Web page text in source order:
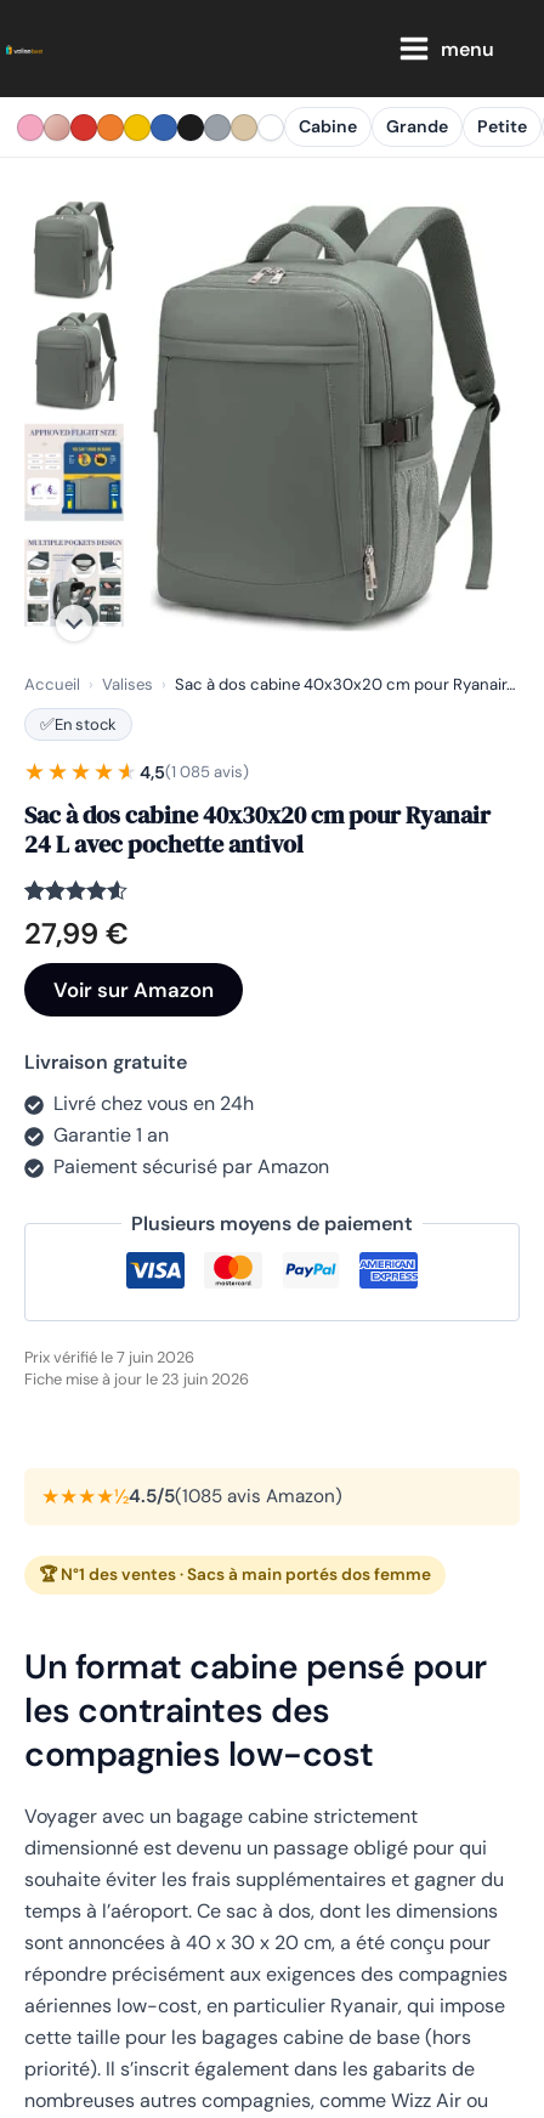
au
menu
Cabine Grande Petite
Accueil › Valises › Sac à dos cabine 40x30x20 cm pour Ryanair…
✅En stock
★★★★★
★★★★★ 4,5(1 085 avis)
Sac à dos cabine 40x30x20 cm pour Ryanair
24 L avec pochette antivol
Noté 4.5
sur 5
1085
notations
client
27,99 €
Voir sur Amazon
Livraison gratuite
Livré chez vous en 24h
Garantie 1 an
Paiement sécurisé par Amazon
Plusieurs moyens de paiement
Prix vérifié le 7 juin 2026
Fiche mise à jour le 23 juin 2026
★★★★½4.5/5(1085 avis Amazon)
🏆 N°1 des ventes · Sacs à main portés dos femme
Un format cabine pensé pour
les contraintes des
compagnies low-cost
Voyager avec un bagage cabine strictement
dimensionné est devenu un passage obligé pour qui
souhaite éviter les frais supplémentaires et gagner du
temps à l’aéroport. Ce sac à dos, dont les dimensions
sont annoncées à 40 x 30 x 20 cm, a été conçu pour
répondre précisément aux exigences des compagnies
aériennes low-cost, en particulier Ryanair, qui impose
cette taille pour les bagages cabine de base (hors
priorité). Il s’inscrit également dans les gabarits de
nombreuses autres compagnies, comme Wizz Air ou